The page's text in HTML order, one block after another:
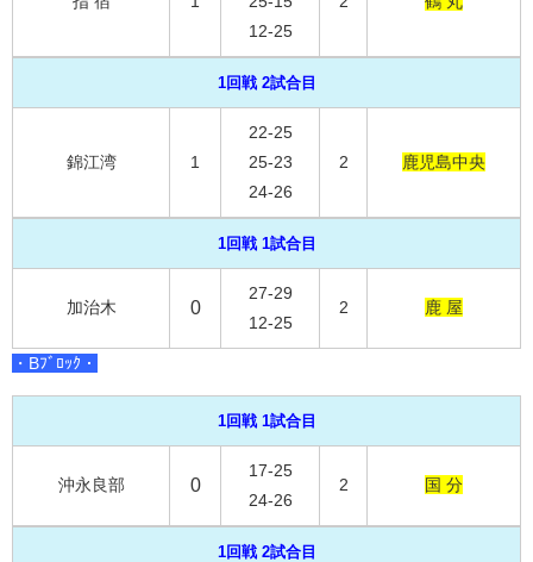
12-25
1回戦 2試合目
錦江湾 1
22-25
25-23
24-26
2 鹿児島中央
1回戦 1試合目
加治木 0
27-29
12-25
2 鹿 屋
・Bﾌﾞﾛｯｸ・
1回戦 1試合目
沖永良部 0
17-25
24-26
2 国 分
1回戦 2試合目